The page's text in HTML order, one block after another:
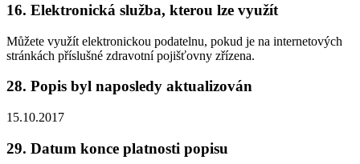
16. Elektronická služba, kterou lze využít
Můžete využít elektronickou podatelnu, pokud je na internetových
stránkách příslušné zdravotní pojišťovny zřízena.
28. Popis byl naposledy aktualizován
15.10.2017
29. Datum konce platnosti popisu